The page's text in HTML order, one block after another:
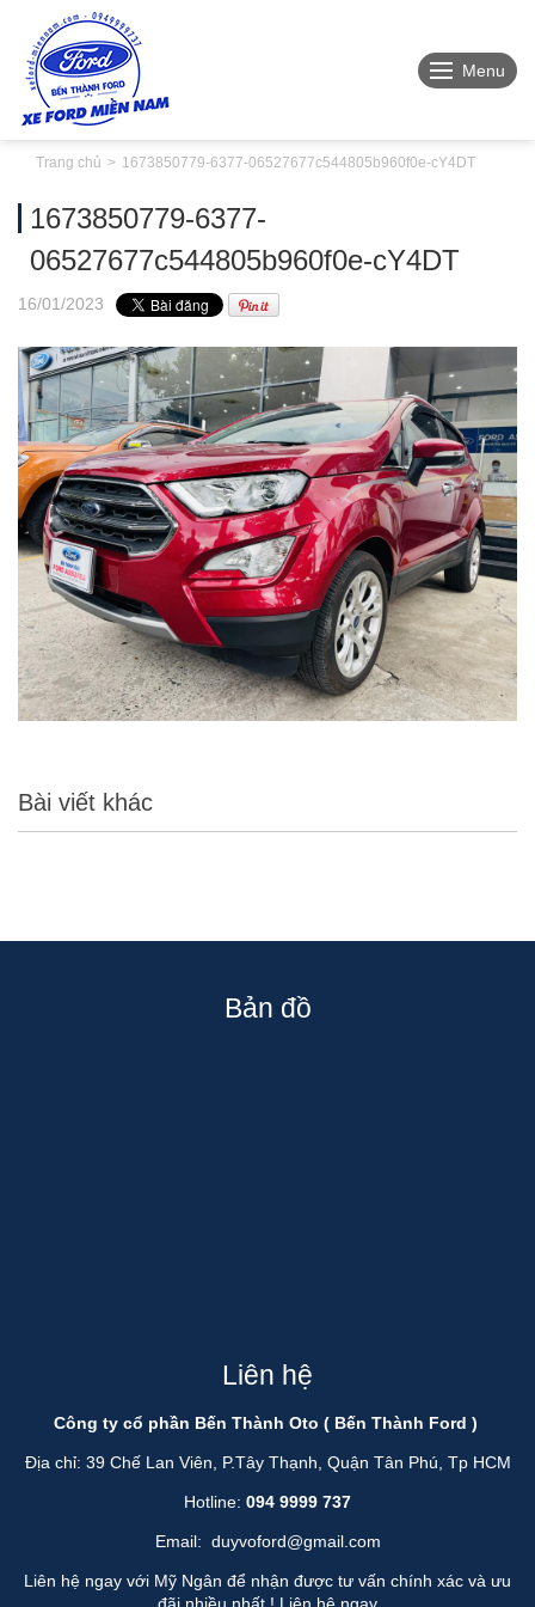
Menu
Trang chủ 1673850779-6377-06527677c544805b960f0e-cY4DT
1673850779-6377-
06527677c544805b960f0e-cY4DT
16/01/2023
Bài viết khác
Bản đồ
Liên hệ
Công ty cổ phần Bến Thành Oto ( Bến Thành Ford )
Địa chỉ: 39 Chế Lan Viên, P.Tây Thạnh, Quận Tân Phú, Tp HCM
Hotline: 094 9999 737
Email: duyvoford@gmail.com
Liên hệ ngay với Mỹ Ngân để nhận được tư vấn chính xác và ưu